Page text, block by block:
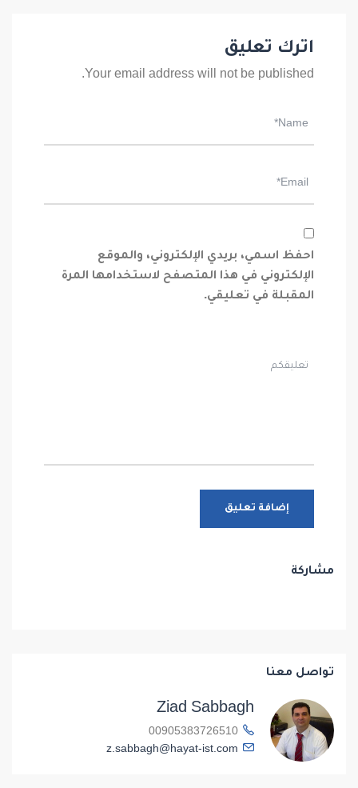
اترك تعليق
Your email address will not be published.
احفظ اسمي، بريدي الإلكتروني، والموقع
الإلكتروني في هذا المتصفح لاستخدامها المرة
المقبلة في تعليقي.
مشاركة
تواصل معنا
Ziad Sabbagh
z.sabbagh@hayat-ist.com